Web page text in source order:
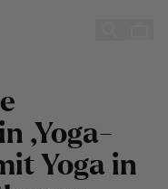
„Yoga-
Yoga in